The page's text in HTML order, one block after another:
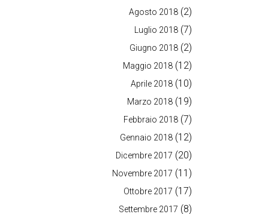
Agosto 2018 (2)
Luglio 2018 (7)
Giugno 2018 (2)
Maggio 2018 (12)
Aprile 2018 (10)
Marzo 2018 (19)
Febbraio 2018 (7)
Gennaio 2018 (12)
Dicembre 2017 (20)
Novembre 2017 (11)
Ottobre 2017 (17)
Settembre 2017 (8)